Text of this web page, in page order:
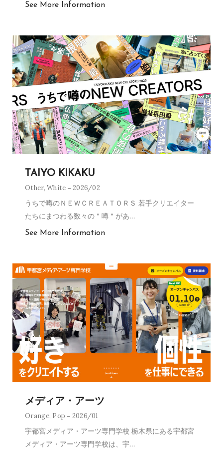
See More Information
TAIYO KIKAKU
Other,White 2026/02
うちで噂のＮＥＷＣＲＥＡＴＯＲＳ 若手クリエイター
たちにまつわる数々の＂噂＂があ…
See More Information
メディア・アーツ
Orange, Pop 2026/01
宇都宮メディア・アーツ専門学校 栃木県にある宇都宮
メディア・アーツ専門学校は、宇…